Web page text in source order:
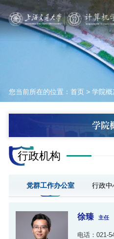
您当前所在的位置： 首页> 学院概
学院
行政机构
党群工作办公室 行政中
徐臻 主任
电话：021-